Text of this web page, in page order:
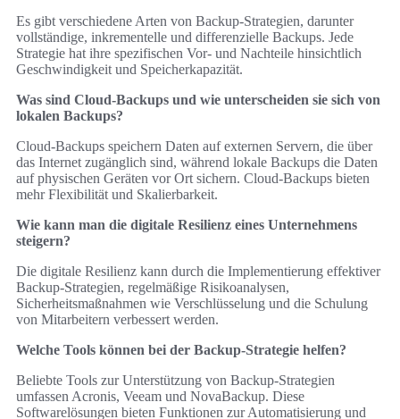
Es gibt verschiedene Arten von Backup-Strategien, darunter
vollständige, inkrementelle und differenzielle Backups. Jede
Strategie hat ihre spezifischen Vor- und Nachteile hinsichtlich
Geschwindigkeit und Speicherkapazität.
Was sind Cloud-Backups und wie unterscheiden sie sich von
lokalen Backups?
Cloud-Backups speichern Daten auf externen Servern, die über
das Internet zugänglich sind, während lokale Backups die Daten
auf physischen Geräten vor Ort sichern. Cloud-Backups bieten
mehr Flexibilität und Skalierbarkeit.
Wie kann man die digitale Resilienz eines Unternehmens
steigern?
Die digitale Resilienz kann durch die Implementierung effektiver
Backup-Strategien, regelmäßige Risikoanalysen,
Sicherheitsmaßnahmen wie Verschlüsselung und die Schulung
von Mitarbeitern verbessert werden.
Welche Tools können bei der Backup-Strategie helfen?
Beliebte Tools zur Unterstützung von Backup-Strategien
umfassen Acronis, Veeam und NovaBackup. Diese
Softwarelösungen bieten Funktionen zur Automatisierung und